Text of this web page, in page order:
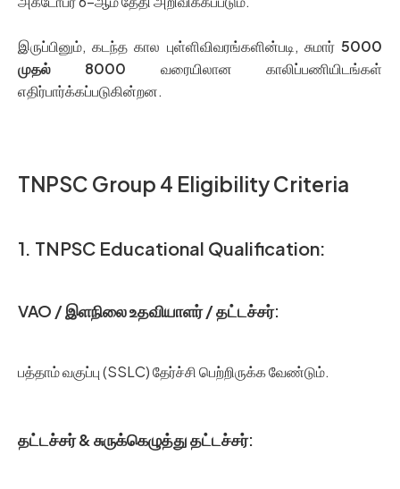
இருப்பினும், கடந்த கால புள்ளிவிவரங்களின்படி, சுமார் 5000
முதல் 8000 வரையிலான காலிப்பணியிடங்கள்
எதிர்பார்க்கப்படுகின்றன.
TNPSC Group 4 Eligibility Criteria
1. TNPSC Educational Qualification:
VAO / இளநிலை உதவியாளர் / தட்டச்சர்:
பத்தாம் வகுப்பு (SSLC) தேர்ச்சி பெற்றிருக்க வேண்டும்.
தட்டச்சர் & சுருக்கெழுத்து தட்டச்சர்: